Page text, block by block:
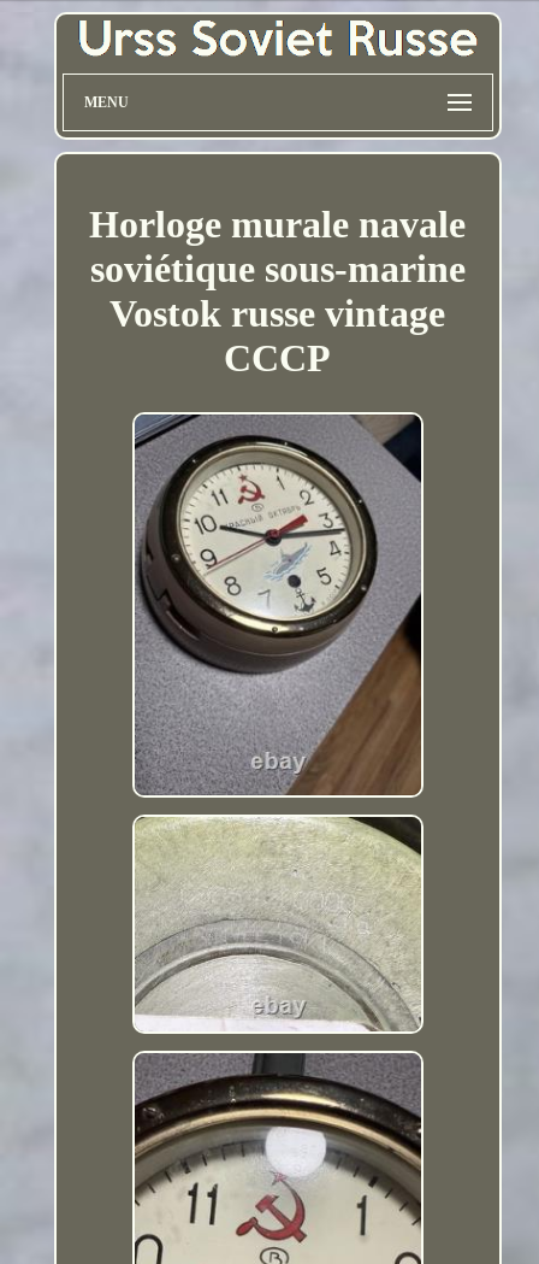
MENU
Horloge murale navale
soviétique sous-marine
Vostok russe vintage
CCCP